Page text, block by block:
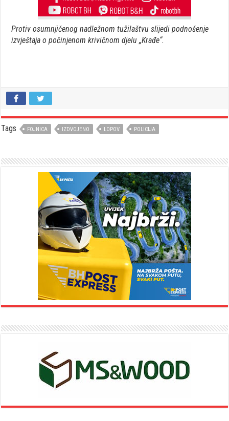
Protiv osumnjičenog nadležnom tužilaštvu slijedi podnošenje
izvještaja o počinjenom krivičnom djelu „Krađe“.
Tags FOJNICA IZDVOJENO LOPOV POLICIJA